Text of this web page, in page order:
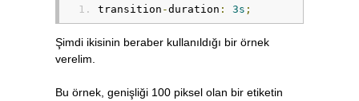
transition -duration : 3s ;
Şimdi ikisinin beraber kullanıldığı bir örnek
verelim.
Bu örnek, genişliği 100 piksel olan bir etiketin